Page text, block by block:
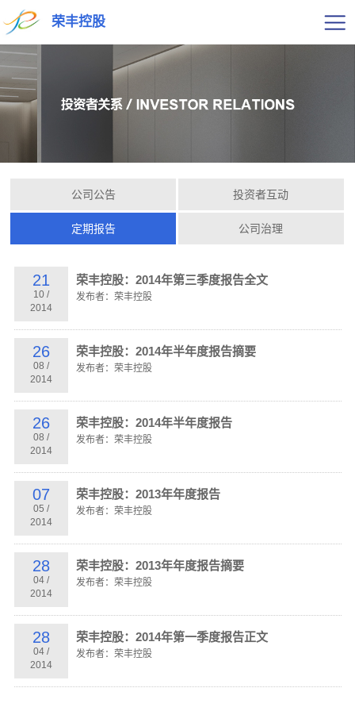
荣丰控股
公司公告 投资者互动
定期报告 公司治理
21
10 /
2014
荣丰控股：2014年第三季度报告全文
发布者：荣丰控股
26
08 /
2014
荣丰控股：2014年半年度报告摘要
发布者：荣丰控股
26
08 /
2014
荣丰控股：2014年半年度报告
发布者：荣丰控股
07
05 /
2014
荣丰控股：2013年年度报告
发布者：荣丰控股
28
04 /
2014
荣丰控股：2013年年度报告摘要
发布者：荣丰控股
28
04 /
2014
荣丰控股：2014年第一季度报告正文
发布者：荣丰控股